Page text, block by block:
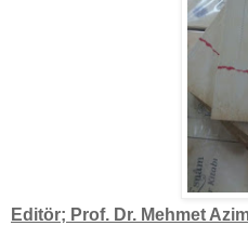
Editör; Prof. Dr. Mehmet